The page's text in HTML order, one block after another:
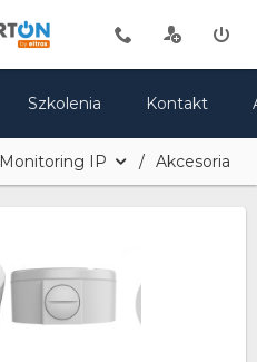
Szkolenia Kontakt
Monitoring IP Akcesoria